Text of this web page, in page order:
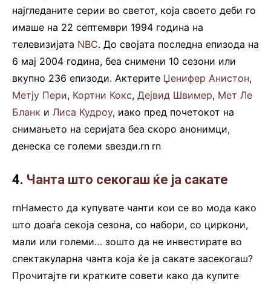
најгледаните серии во светот, која своето деби го
имаше на 22 септември 1994 година на
телевизијата NBC. До својата последна епизода на
6 мај 2004 година, беа снимени 10 сезони или
вкупно 236 епизоди. Актерите Џенифер Анистон,
Метју Пери, Кортни Кокс, Дејвид Швимер, Мет Ле
Бланк и Лиса Кудроу, иако пред почетокот на
снимањето на серијата беа скоро анонимци,
денеска се големи ѕвезди.rn rn
4. Чанта што секогаш ќе ја сакате
rnНаместо да купувате чанти кои се во мода како
што доаѓа секоја сезона, со набори, со циркони,
мали или големи… зошто да не инвестирате во
спектакуларна чанта која ќе ја сакате засекогаш?
Прочитајте ги кратките совети како да купите